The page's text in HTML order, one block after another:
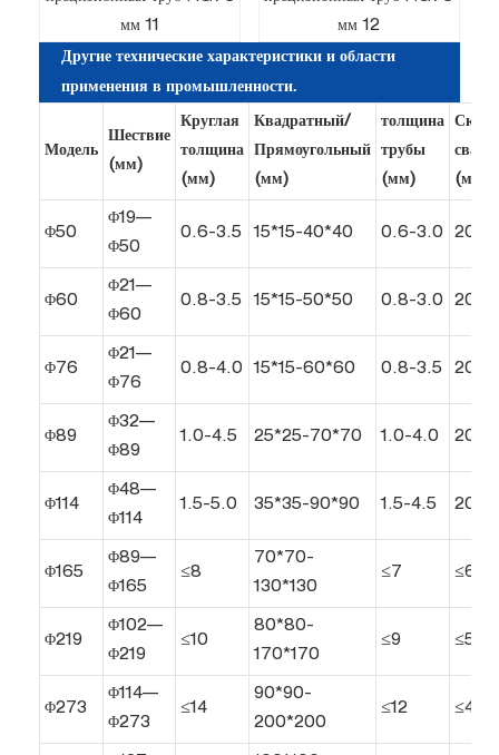
Другие технические характеристики и области
применения в промышленности.
Модель
Шествие
(мм)
Круглая
толщина
(мм)
Квадратный/
Прямоугольный
(мм)
толщина
трубы
(мм)
(м/
Φ50
Φ19—
Φ50
0.6-3.5 15*15-40*40 0.6-3.0 20-
Φ60
Φ21—
Φ60
0.8-3.5 15*15-50*50 0.8-3.0 20-
Φ76
Φ21—
Φ76
0.8-4.0 15*15-60*60 0.8-3.5 20-
Φ89
Φ32—
Φ89
1.0-4.5 25*25-70*70 1.0-4.0 20-
Φ114
Φ48—
Φ114
1.5-5.0 35*35-90*90 1.5-4.5 20-
Φ165
Φ89—
Φ165
≤8
70*70-
130*130
≤7 ≤60
Φ219
Φ102—
Φ219
≤10
80*80-
170*170
≤9 ≤50
Φ273
Φ114—
Φ273
≤14
90*90-
200*200
≤12 ≤40